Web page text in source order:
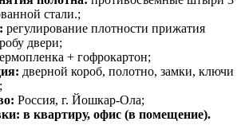
стали.;
регулирование плотности прижатия
двери;
+ гофрокартон;
дверной короб, полотно, замки, ключи
Россия, г. Йошкар-Ола;
в квартиру, офис (в помещение).